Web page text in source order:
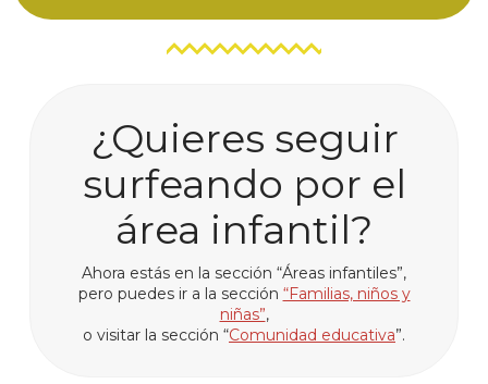
¿Quieres seguir
surfeando por el
área infantil?
Ahora estás en la sección “Áreas infantiles”,
pero puedes ir a la sección “Familias, niños y
niñas”,
o visitar la sección “Comunidad educativa”.